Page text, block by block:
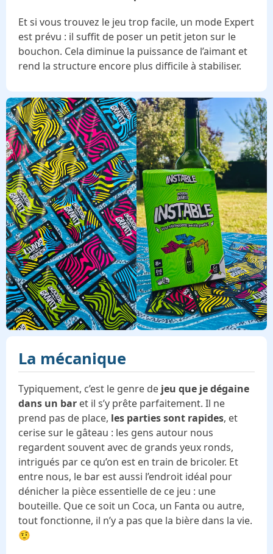
Et si vous trouvez le jeu trop facile, un mode Expert
est prévu : il suffit de poser un petit jeton sur le
bouchon. Cela diminue la puissance de l’aimant et
rend la structure encore plus difficile à stabiliser.
La mécanique
Typiquement, c’est le genre de jeu que je dégaine
dans un bar et il s’y prête parfaitement. Il ne
prend pas de place, les parties sont rapides, et
cerise sur le gâteau : les gens autour nous
regardent souvent avec de grands yeux ronds,
intrigués par ce qu’on est en train de bricoler. Et
entre nous, le bar est aussi l’endroit idéal pour
dénicher la pièce essentielle de ce jeu : une
bouteille. Que ce soit un Coca, un Fanta ou autre,
tout fonctionne, il n’y a pas que la bière dans la vie.
🤨